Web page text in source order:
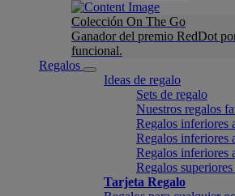
Colección On The Go
Ganador del premio RedDot
funcional.
Regalos
Ideas de regalo
Sets de regalo
Nuestros regalos
Regalos inferiores
Regalos inferiores
Regalos inferiores
Regalos
Tarjeta Regalo